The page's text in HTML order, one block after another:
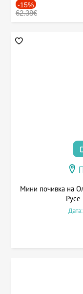
-15%
62.38€
Мини почивка на
Русе